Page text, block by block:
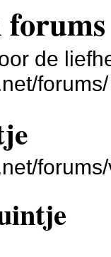
forums
de
forums/